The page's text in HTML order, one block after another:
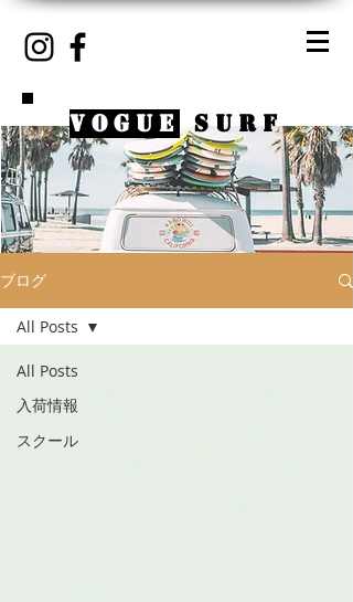
VOGUE SURF
ブログ
All Posts
入荷情報
スクール
All Posts